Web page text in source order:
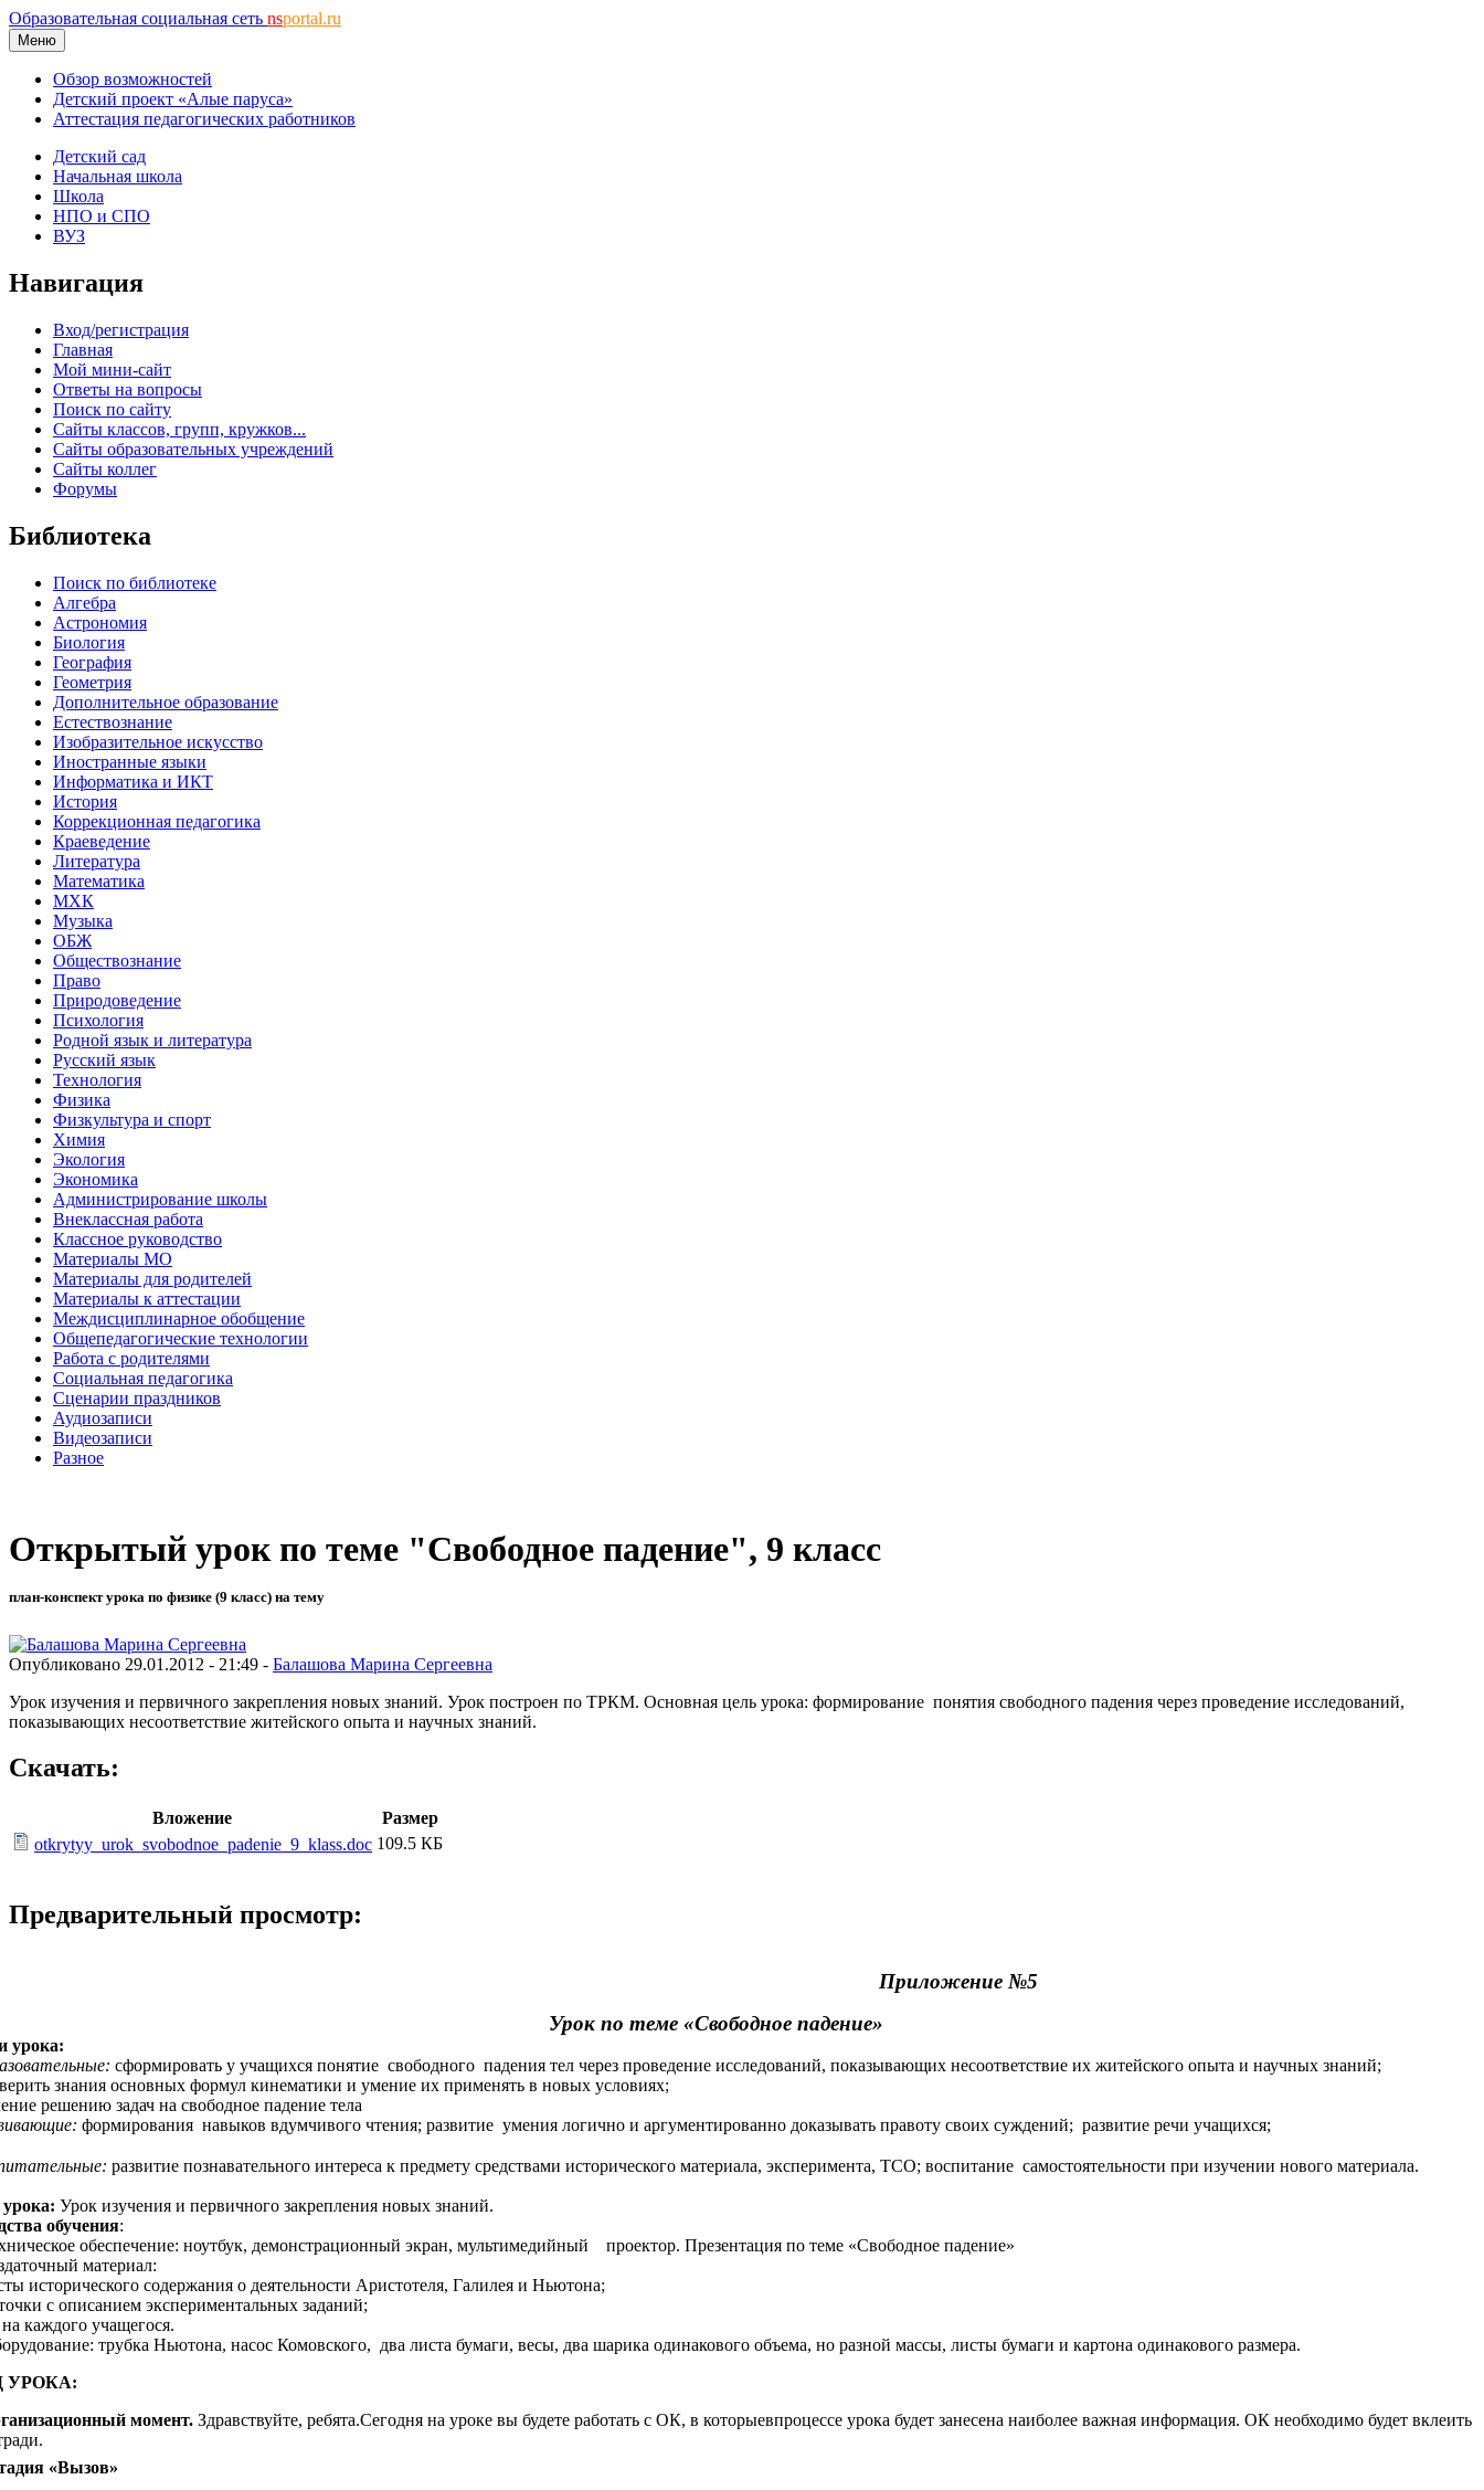
Образовательная социальная сеть nsportal.ru
Меню
Обзор возможностей
Детский проект «Алые паруса»
Аттестация педагогических работников
Детский сад
Начальная школа
Школа
НПО и СПО
ВУЗ
Навигация
Вход/регистрация
Главная
Мой мини-сайт
Ответы на вопросы
Поиск по сайту
Сайты классов, групп, кружков...
Сайты образовательных учреждений
Сайты коллег
Форумы
Библиотека
Поиск по библиотеке
Алгебра
Астрономия
Биология
География
Геометрия
Дополнительное образование
Естествознание
Изобразительное искусство
Иностранные языки
Информатика и ИКТ
История
Коррекционная педагогика
Краеведение
Литература
Математика
МХК
Музыка
ОБЖ
Обществознание
Право
Природоведение
Психология
Родной язык и литература
Русский язык
Технология
Физика
Физкультура и спорт
Химия
Экология
Экономика
Администрирование школы
Внеклассная работа
Классное руководство
Материалы МО
Материалы для родителей
Материалы к аттестации
Междисциплинарное обобщение
Общепедагогические технологии
Работа с родителями
Социальная педагогика
Сценарии праздников
Аудиозаписи
Видеозаписи
Разное
Открытый урок по теме "Свободное падение", 9 класс
план-конспект урока по физике (9 класс) на тему
Опубликовано 29.01.2012 - 21:49 - Балашова Марина Сергеевна
Урок изучения и первичного закрепления новых знаний. Урок построен по ТРКМ. Основная цель урока: формирование понятия свободного падения через проведение исследований,
показывающих несоответствие житейского опыта и научных знаний.
Скачать:
Вложение
Размер
otkrytyy_urok_svobodnoe_padenie_9_klass.doc 109.5 КБ
Предварительный просмотр:
Приложение №5
Урок по теме «Свободное падение»
урока:
сформировать у учащихся понятие свободного падения тел через проведение исследований, показывающих несоответствие их житейского опыта и научных знаний;
знания основных формул кинематики и умение их применять в новых условиях;
решению задач на свободное падение тела
формирования навыков вдумчивого чтения; развитие умения логично и аргументированно доказывать правоту своих суждений; развитие речи учащихся;
развитие познавательного интереса к предмету средствами исторического материала, эксперимента, ТСО; воспитание самостоятельности при изучении нового материала.
Урок изучения и первичного закрепления новых знаний.
обучения:
обеспечение: ноутбук, демонстрационный экран, мультимедийный проектор. Презентация по теме «Свободное падение»
материал:
исторического содержания о деятельности Аристотеля, Галилея и Ньютона;
с описанием экспериментальных заданий;
каждого учащегося.
трубка Ньютона, насос Комовского, два листа бумаги, весы, два шарика одинакового объема, но разной массы, листы бумаги и картона одинакового размера.
УРОКА:
момент. Здравствуйте, ребята.Сегодня на уроке вы будете работать с ОК, в которыевпроцессе урока будет занесена наиболее важная информация. ОК необходимо будет вклеить
«Вызов»